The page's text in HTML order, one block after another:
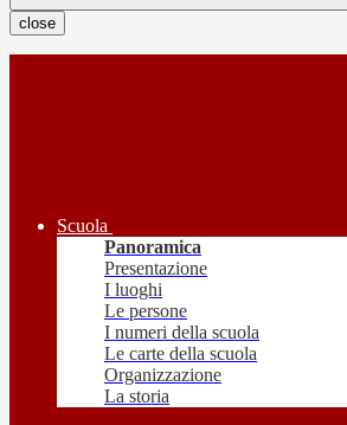
close
Scuola
Panoramica
Presentazione
I luoghi
Le persone
I numeri della scuola
Le carte della scuola
Organizzazione
La storia